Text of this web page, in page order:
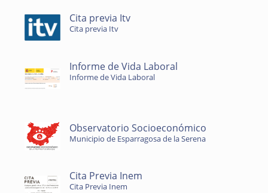
Cita previa Itv
Cita previa Itv
Informe de Vida Laboral
Informe de Vida Laboral
Observatorio Socioeconómico
Municipio de Esparragosa de la Serena
Cita Previa Inem
Cita Previa Inem